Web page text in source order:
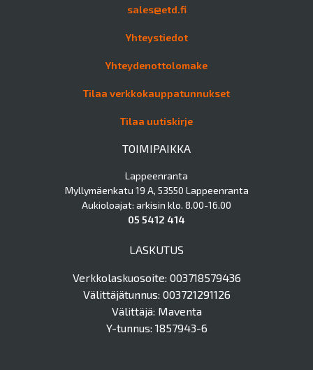
sales@etd.fi
Yhteystiedot
Yhteydenottolomake
Tilaa verkkokauppatunnukset
Tilaa uutiskirje
TOIMIPAIKKA
Lappeenranta
Myllymäenkatu 19 A, 53550 Lappeenranta
Aukioloajat: arkisin klo. 8.00-16.00
05 5412 414
LASKUTUS
Verkkolaskuosoite: 003718579436
Välittäjätunnus: 003721291126
Välittäjä: Maventa
Y-tunnus: 1857943-6